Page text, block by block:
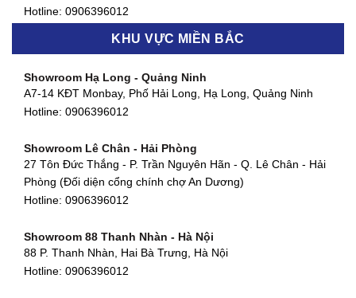
877 Huỳnh Tấn Phát, Phú Thuận, Quận 7, TP HCM
Hotline:0906396012
580 Phan Văn Trị, Phường 7, Quận 5, TP HCM
Hotline:0906396012
90 Đ. Cộng Hòa, Phường 4, Tân Bình, TP HCM
Hotline:0906396012
Hotline: 0906396012
Showroom Thanh Khê - Đà Nẵng
Hotline:0906396012
Showroom Cẩm Lệ - Đà Nẵng
Hotline:0906396012
Showroom Huế
54 Hùng Vương, Phú Hội, Thành phố Huế, Thừa Thiên Huế
Showroom Hà Tĩnh
82 Quang Trung, Thạch Quý, Hà Tĩnh
KHU VỰC MIỀN BẮC
Showroom Hạ Long - Quảng Ninh
A7-14 KĐT Monbay, Phố Hải Long, Hạ Long, Quảng Ninh
Hotline: 0906396012
Showroom Lê Chân - Hải Phòng
27 Tôn Đức Thắng - P. Trần Nguyên Hãn - Q. Lê Chân - Hải
Phòng (Đối diện cổng chính chợ An Dương)
Hotline: 0906396012
Showroom 88 Thanh Nhàn - Hà Nội
88 P. Thanh Nhàn, Hai Bà Trưng, Hà Nội
Hotline: 0906396012